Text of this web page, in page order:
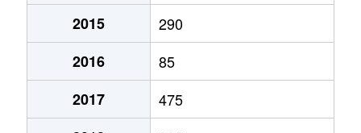
2015
290
2016
85
2017
475